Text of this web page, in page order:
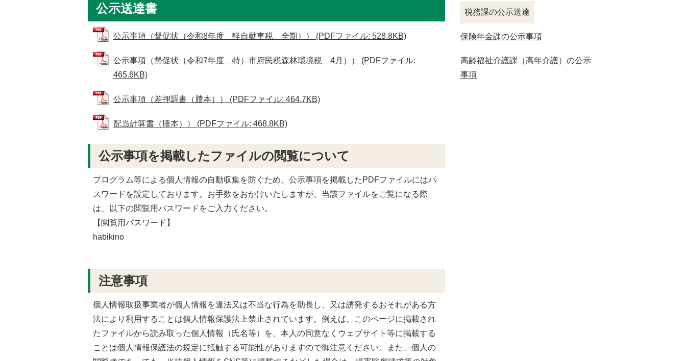
公示送達書
公示事項（督促状（令和8年度 軽自動車税 全期）） (PDFファイル: 528.8KB)
公示事項（督促状（令和7年度 特）市府民税森林環境税 4月）） (PDFファイル:
465.6KB)
公示事項（差押調書（謄本）） (PDFファイル: 464.7KB)
配当計算書（謄本）） (PDFファイル: 468.8KB)
公示事項を掲載したファイルの閲覧について
プログラム等による個人情報の自動収集を防ぐため、公示事項を掲載したPDFファイルにはパ
スワードを設定しております。お手数をおかけいたしますが、当該ファイルをご覧になる際
は、以下の閲覧用パスワードをご入力ください。
【閲覧用パスワード】
habikino
注意事項
個人情報取扱事業者が個人情報を違法又は不当な行為を助長し、又は誘発するおそれがある方
法により利用することは個人情報保護法上禁止されています。例えば、このページに掲載され
たファイルから読み取った個人情報（氏名等）を、本人の同意なくウェブサイト等に掲載する
ことは個人情報保護法の規定に抵触する可能性がありますので御注意ください。また、個人の
税務課の公示送達
保険年金課の公示事項
高齢福祉介護課（高年介護）の公示
事項